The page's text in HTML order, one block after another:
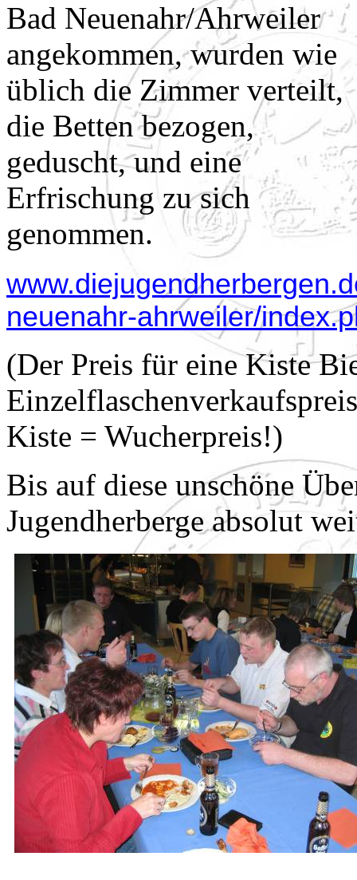
Bad Neuenahr/Ahrweiler
angekommen, wurden wie
üblich die Zimmer verteilt,
die Betten bezogen,
geduscht, und eine
Erfrischung zu sich
genommen.
neuenahr-ahrweiler/
(Der Preis für eine Kiste
Kiste = Wucherpreis!)
Bis auf diese unschöne
Jugendherberge absolut